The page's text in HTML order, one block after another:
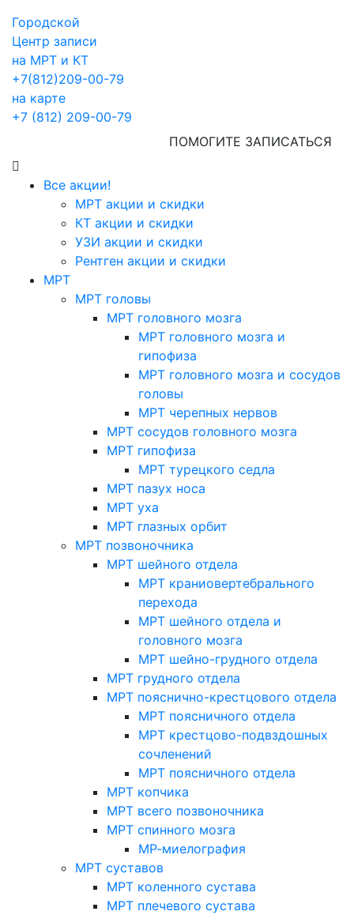
Городской
Центр записи
на МРТ и КТ
+7(812)209-00-79
на карте
+7 (812) 209-00-79
ПОМОГИТЕ ЗАПИСАТЬСЯ
Все акции!
МРТ акции и скидки
КТ акции и скидки
УЗИ акции и скидки
Рентген акции и скидки
МРТ
МРТ головы
МРТ головного мозга
МРТ головного мозга и
гипофиза
МРТ головного мозга и сосудов
головы
МРТ черепных нервов
МРТ сосудов головного мозга
МРТ гипофиза
МРТ турецкого седла
МРТ пазух носа
МРТ уха
МРТ глазных орбит
МРТ позвоночника
МРТ шейного отдела
МРТ краниовертебрального
перехода
МРТ шейного отдела и
головного мозга
МРТ шейно-грудного отдела
МРТ грудного отдела
МРТ пояснично-крестцового отдела
МРТ поясничного отдела
МРТ крестцово-подвздошных
сочленений
МРТ поясничного отдела
МРТ копчика
МРТ всего позвоночника
МРТ спинного мозга
МР-миелография
МРТ суставов
МРТ коленного сустава
МРТ плечевого сустава